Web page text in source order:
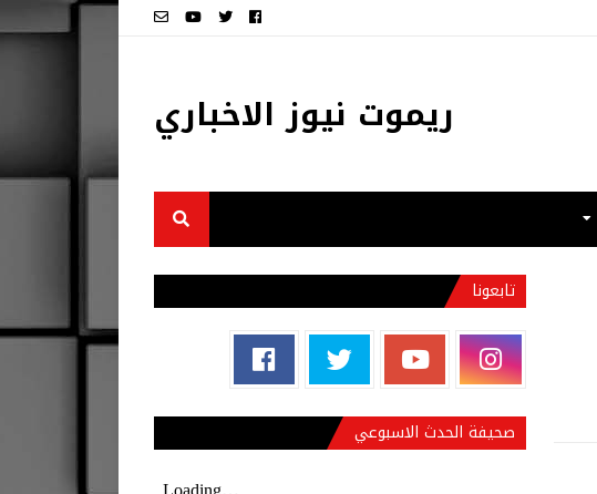
ريموت نيوز الاخباري
تابعونا
صحيفة الحدث الاسبوعي